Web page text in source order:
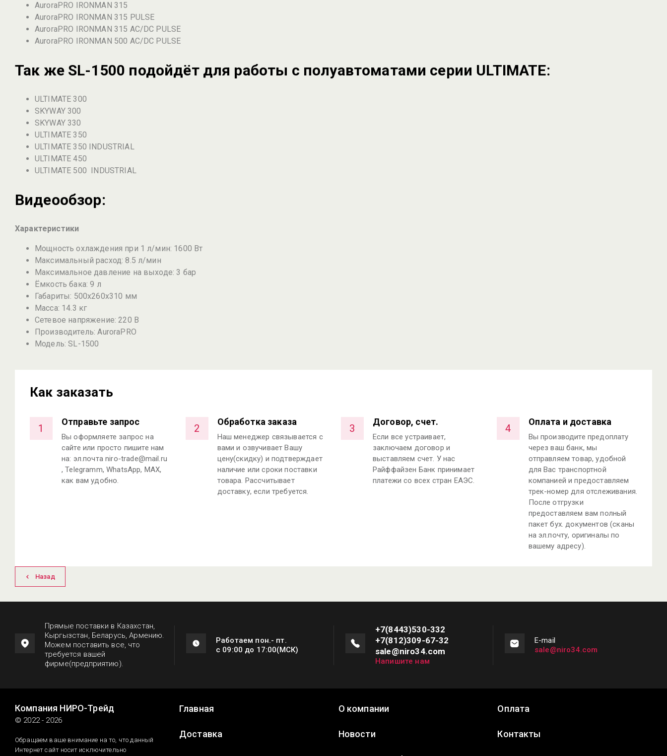
AuroraPRO IRONMAN 315
AuroraPRO IRONMAN 315 PULSE
AuroraPRO IRONMAN 315 AC/DC PULSE
AuroraPRO IRONMAN 500 AC/DC PULSE
Так же SL-1500 подойдёт для работы с полуавтоматами серии ULTIMATE:
ULTIMATE 300
SKYWAY 300
SKYWAY 330
ULTIMATE 350
ULTIMATE 350 INDUSTRIAL
ULTIMATE 450
ULTIMATE 500 INDUSTRIAL
Видеообзор:
Характеристики
Мощность охлаждения при 1 л/мин: 1600 Вт
Максимальный расход: 8.5 л/мин
Максимальное давление на выходе: 3 бар
Ёмкость бака: 9 л
Габариты: 500x260x310 мм
Масса: 14.3 кг
Сетевое напряжение: 220 В
Производитель: AuroraPRO
Модель: SL-1500
Как заказать
1
Отправьте запрос
Вы оформляете запрос на
сайте или просто пишите нам
на: эл.почта niro-trade@mail.ru
, Telegramm, WhatsApp, MAX,
как вам удобно.
2
Обработка заказа
Наш менеджер связывается с
вами и озвучивает Вашу
цену(скидку) и подтверждает
наличие или сроки поставки
товара. Рассчитывает
доставку, если требуется.
3
Договор, счет.
Если все устраивает,
заключаем договор и
выставляем счет. У нас
Райффайзен Банк принимает
платежи со всех стран ЕАЭС.
4
Оплата и доставка
Вы производите предоплату
через ваш банк, мы
отправляем товар, удобной
для Вас транспортной
компанией и предоставляем
трек-номер для отслеживания.
После отгрузки
предоставляем вам полный
пакет бух. документов (сканы
на эл.почту, оригиналы по
вашему адресу).
Назад
Прямые поставки в Казахстан,
Кыргызстан, Беларусь, Армению.
Можем поставить все, что
требуется вашей
фирме(предприятию).
Работаем пон.- пт.
с 09:00 до 17:00(МСК)
+7(8443)530-332
+7(812)309-67-32
sale@niro34.com
Напишите нам
Е-mail
sale@niro34.com
Компания НИРО-Трейд
© 2022 - 2026
Обращаем ваше внимание на то, что данный
Интернет сайт носит исключительно
Главная О компании Оплата
Доставка Новости Контакты